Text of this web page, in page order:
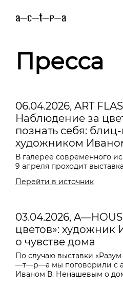
Пресса
06.04.2026, ART
Наблюдение за
познать себя:
художником
В галерее современного
9 апреля проходит
Перейти в источник
03.04.2026,
цветов»:
о чувстве дома
По случаю выставки
—т—р—a мы поговорили с
Иваном В. Ненашевым о